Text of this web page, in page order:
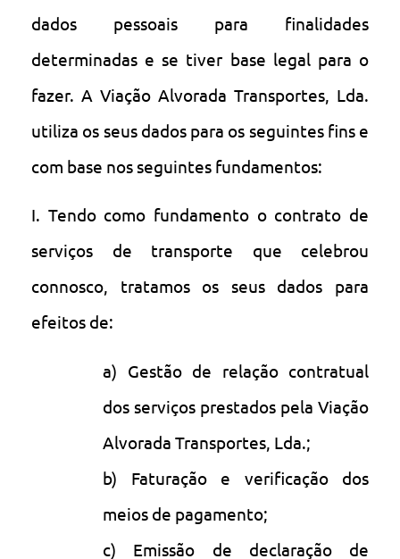
dados pessoais para finalidades
determinadas e se tiver base legal para o
fazer. A Viação Alvorada Transportes, Lda.
utiliza os seus dados para os seguintes fins e
com base nos seguintes fundamentos:
I. Tendo como fundamento o contrato de
serviços de transporte que celebrou
connosco, tratamos os seus dados para
efeitos de:
a) Gestão de relação contratual
dos serviços prestados pela Viação
Alvorada Transportes, Lda.;
b) Faturação e verificação dos
meios de pagamento;
c) Emissão de declaração de